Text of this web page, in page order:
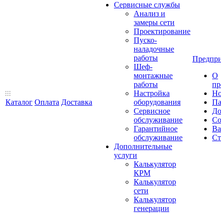
Каталог Оплата Доставка
Сервисные службы
Анализ и
замеры сети
Проектирование
Пуско-
наладочные
работы
Шеф-
монтажные
работы
Настройка
оборудования
Сервисное
обслуживание
Гарантийное
обслуживание
Дополнительные
услуги
Калькулятор
КРМ
Калькулятор
сети
Калькулятор
генерации
О